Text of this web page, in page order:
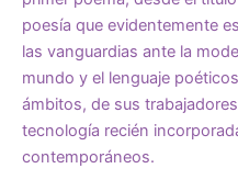
poesía que evidentemente
las vanguardias ante la
mundo y el lenguaje
ámbitos, de sus
tecnología recién
contemporáneos.